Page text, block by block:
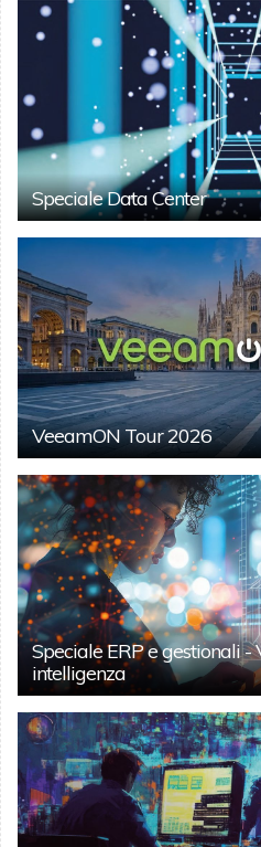
Speciale Data Center
VeeamON Tour 2026
Speciale ERP e gestionali -
intelligenza